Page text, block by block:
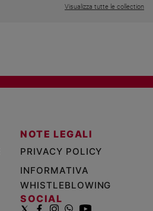
Visualizza tutte le collection
NOTE LEGALI
PRIVACY POLICY
INFORMATIVA
WHISTLEBLOWING
SOCIAL